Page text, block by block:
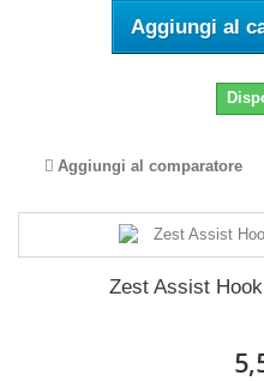
Aggiungi al
Aggiungi al comparatore
Zest Assist